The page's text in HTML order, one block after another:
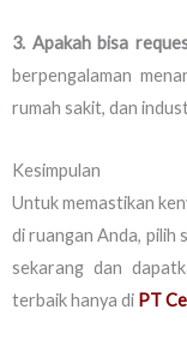
3. Apakah bisa
berpengalaman
rumah sakit, dan
Kesimpulan
Untuk memastikan
di ruangan Anda, pilih
sekarang dan
terbaik hanya di PT